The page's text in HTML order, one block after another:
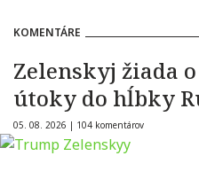
KOMENTÁRE
Zelenskyj žiada
útoky do hĺbky
05. 08. 2026 | 104 komentárov